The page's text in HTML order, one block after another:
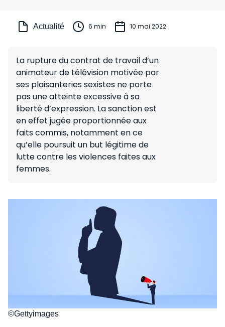
Actualité 6 min 10 mai 2022
La rupture du contrat de travail d’un
animateur de télévision motivée par
ses plaisanteries sexistes ne porte
pas une atteinte excessive à sa
liberté d’expression. La sanction est
en effet jugée proportionnée aux
faits commis, notamment en ce
qu’elle poursuit un but légitime de
lutte contre les violences faites aux
femmes.
©Gettyimages